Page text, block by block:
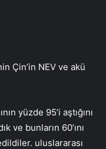
Çin’in NEV ve akü
yüzde 95’i aştığını
ve bunların 60’ını
uluslararası